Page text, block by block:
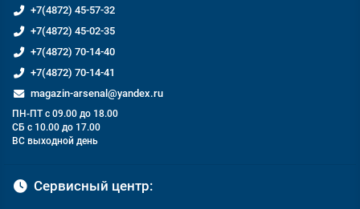
+7(4872) 45-57-32
+7(4872) 45-02-35
+7(4872) 70-14-40
+7(4872) 70-14-41
magazin-arsenal@yandex.ru
ПН-ПТ с 09.00 до 18.00
СБ с 10.00 до 17.00
ВС выходной день
Сервисный центр: